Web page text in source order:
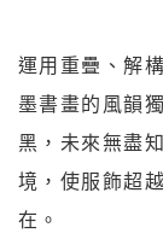
運用重疊、解
墨書畫的風韻
黑，未來無盡
境，使服飾超
在。